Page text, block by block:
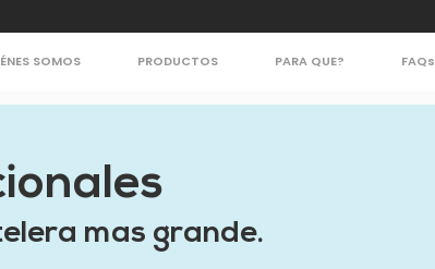
SOMOS PRODUCTOS PARA QUE? FAQs
mas grande.